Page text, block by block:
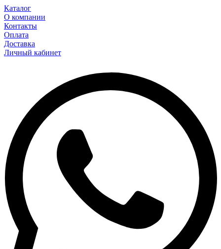
Каталог
О компании
Контакты
Оплата
Доставка
Личный кабинет